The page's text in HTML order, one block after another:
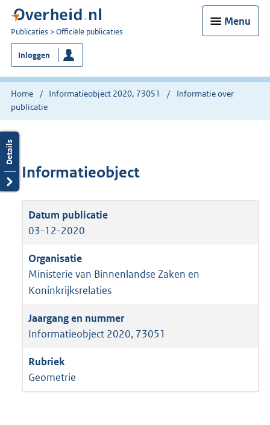
Menu
U
bent
nu
hier:
Publicaties Officiële publicaties
Inloggen
Home Informatieobject 2020, 73051
Informatie over
publicatie
Informatieobject
03-12-2020
Ministerie van Binnenlandse Zaken en
Koninkrijksrelaties
Informatieobject 2020, 73051
Geometrie